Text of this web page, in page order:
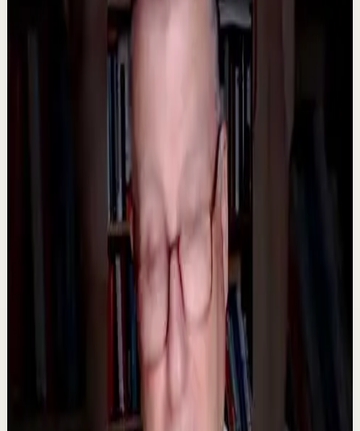
¿Por qué tantas personas enfrentan la depresión hoy en
día? En esta entrevista, el Dr. Rafa López, psiquiatra,
explica las causas más comunes detrá...
Video estándar
Sesión profundaMedia
Ahorrate pleitos con tu pareja | Por el Placer
de Vivir con César Lozano
¿Y si muchos de los pleitos con tu pareja se pudieran
evitar? No todas las discusiones comienzan por un gran
problema. Muchas veces nacen de malos ...
visualizaciones